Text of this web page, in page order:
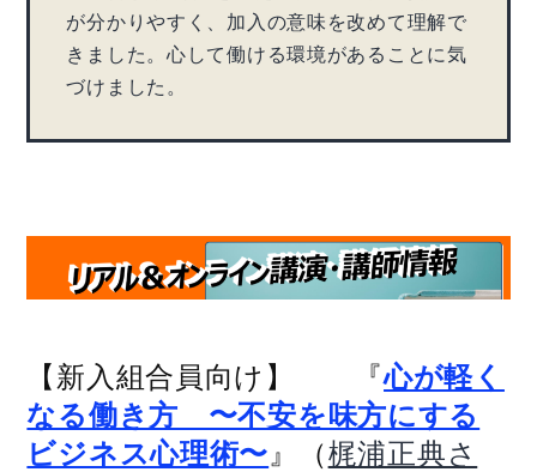
が分かりやすく、加入の意味を改めて理解で
きました。心して働ける環境があることに気
づけました。
【新入組合員向け】 『心が軽く
なる働き方 〜不安を味方にする
ビジネス心理術〜 』（梶浦正典さ